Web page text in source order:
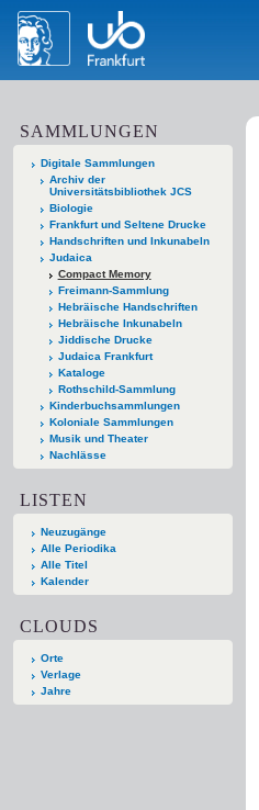
SAMMLUNGEN
Digitale Sammlungen
Archiv der
Universitätsbibliothek JCS
Biologie
Frankfurt und Seltene Drucke
Handschriften und Inkunabeln
Judaica
Compact Memory
Freimann-Sammlung
Hebräische Handschriften
Hebräische Inkunabeln
Jiddische Drucke
Judaica Frankfurt
Kataloge
Rothschild-Sammlung
Kinderbuchsammlungen
Koloniale Sammlungen
Musik und Theater
Nachlässe
LISTEN
Neuzugänge
Alle Periodika
Alle Titel
Kalender
CLOUDS
Orte
Verlage
Jahre